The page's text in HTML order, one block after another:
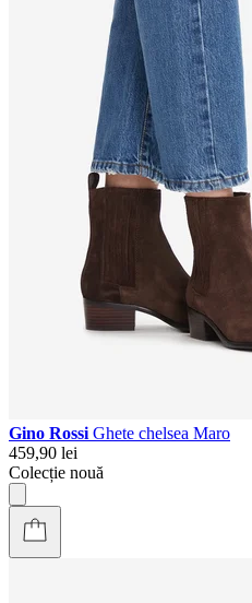
Gino Rossi Ghete chelsea Maro
459,90 lei
Colecție nouă